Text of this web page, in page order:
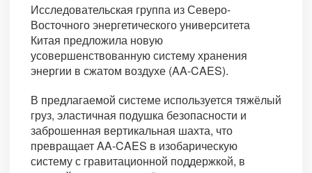
Исследовательская группа из Северо-
Восточного энергетического университета
Китая предложила новую
усовершенствованную систему хранения
энергии в сжатом воздухе (AA-CAES).
В предлагаемой системе используется тяжёлый
груз, эластичная подушка безопасности и
заброшенная вертикальная шахта, что
превращает AA-CAES в изобарическую
систему с гравитационной поддержкой, в